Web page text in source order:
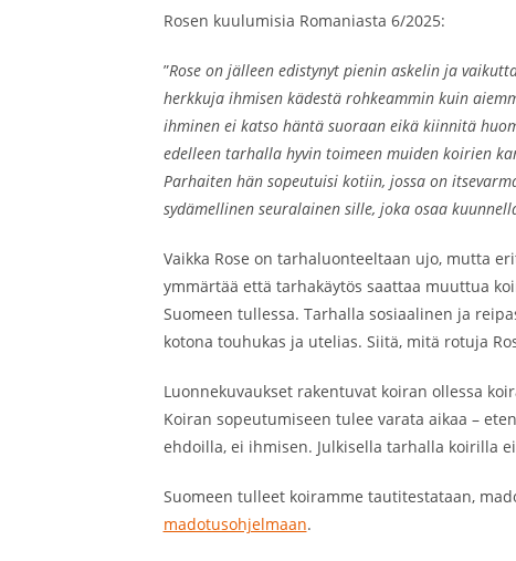
Rosen kuulumisia Romaniasta 6/2025:
”Rose on jälleen edistynyt pienin askelin ja
herkkuja ihmisen kädestä rohkeammin kuin
ihminen ei katso häntä suoraan eikä kiinnitä
edelleen tarhalla hyvin toimeen muiden koirien
Parhaiten hän sopeutuisi kotiin, jossa on
sydämellinen seuralainen sille, joka osaa
Vaikka Rose on tarhaluonteeltaan ujo, mutta
ymmärtää että tarhakäytös saattaa muuttua
Suomeen tullessa. Tarhalla sosiaalinen ja
kotona touhukas ja utelias. Siitä, mitä rotuja
Luonnekuvaukset rakentuvat koiran ollessa
Koiran sopeutumiseen tulee varata aikaa –
ehdoilla, ei ihmisen. Julkisella tarhalla koirilla
Suomeen tulleet koiramme tautitestataan,
madotusohjelmaan.